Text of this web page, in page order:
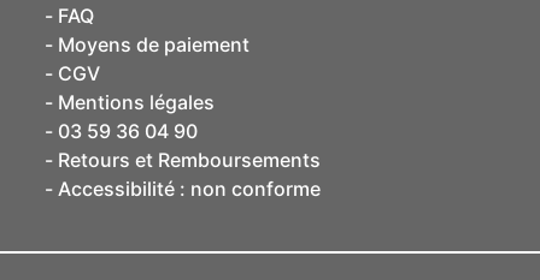
FAQ
Moyens de paiement
CGV
Mentions légales
03 59 36 04 90
Retours et Remboursements
Accessibilité : non conforme